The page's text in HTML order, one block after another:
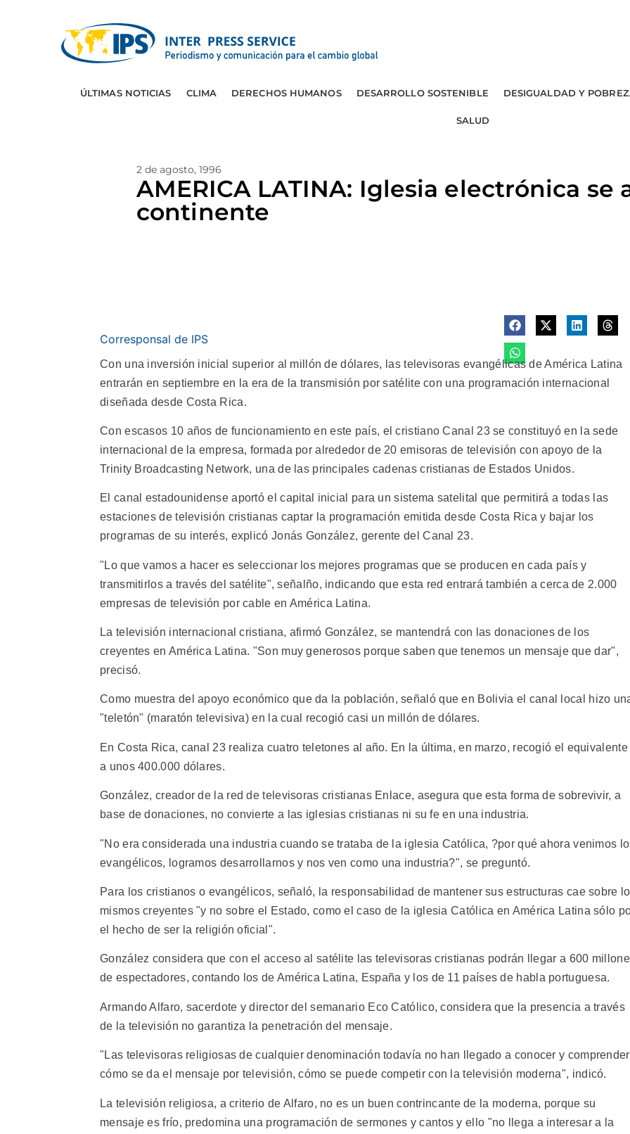
ÚLTIMAS NOTICIAS CLIMA DERECHOS HUMANOS DESARROLLO SOSTENIBLE DESIGUALDAD Y
SALUD
2 de agosto, 1996
AMERICA LATINA: Iglesia electrónica se
continente
Corresponsal de IPS
Con una inversión inicial superior al millón de dólares, las televisoras evangélicas de América Latina
entrarán en septiembre en la era de la transmisión por satélite con una programación internacional
diseñada desde Costa Rica.
Con escasos 10 años de funcionamiento en este país, el cristiano Canal 23 se constituyó en la sede
internacional de la empresa, formada por alrededor de 20 emisoras de televisión con apoyo de la
Trinity Broadcasting Network, una de las principales cadenas cristianas de Estados Unidos.
El canal estadounidense aportó el capital inicial para un sistema satelital que permitirá a todas las
estaciones de televisión cristianas captar la programación emitida desde Costa Rica y bajar los
programas de su interés, explicó Jonás González, gerente del Canal 23.
"Lo que vamos a hacer es seleccionar los mejores programas que se producen en cada país y
transmitirlos a través del satélite", señalño, indicando que esta red entrará también a cerca de 2.000
empresas de televisión por cable en América Latina.
La televisión internacional cristiana, afirmó González, se mantendrá con las donaciones de los
creyentes en América Latina. "Son muy generosos porque saben que tenemos un mensaje que dar",
precisó.
Como muestra del apoyo económico que da la población, señaló que en Bolivia el canal local hizo
"teletón" (maratón televisiva) en la cual recogió casi un millón de dólares.
En Costa Rica, canal 23 realiza cuatro teletones al año. En la última, en marzo, recogió el equivalente
a unos 400.000 dólares.
González, creador de la red de televisoras cristianas Enlace, asegura que esta forma de sobrevivir, a
base de donaciones, no convierte a las iglesias cristianas ni su fe en una industria.
"No era considerada una industria cuando se trataba de la iglesia Católica, ?por qué ahora venimos
evangélicos, logramos desarrollarnos y nos ven como una industria?", se preguntó.
Para los cristianos o evangélicos, señaló, la responsabilidad de mantener sus estructuras cae sobre
mismos creyentes "y no sobre el Estado, como el caso de la iglesia Católica en América Latina sólo
el hecho de ser la religión oficial".
González considera que con el acceso al satélite las televisoras cristianas podrán llegar a 600
de espectadores, contando los de América Latina, España y los de 11 países de habla portuguesa.
Armando Alfaro, sacerdote y director del semanario Eco Católico, considera que la presencia a través
de la televisión no garantiza la penetración del mensaje.
"Las televisoras religiosas de cualquier denominación todavía no han llegado a conocer y comprender
cómo se da el mensaje por televisión, cómo se puede competir con la televisión moderna", indicó.
La televisión religiosa, a criterio de Alfaro, no es un buen contrincante de la moderna, porque su
mensaje es frío, predomina una programación de sermones y cantos y ello "no llega a interesar a la